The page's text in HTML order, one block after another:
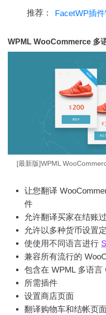
推荐： FacetWP插
WPML WooCommerce 多
[最新版]WPML
让您翻译
件
允许翻译买家在结账
允许以多种货币设置
使使用不同语言进行
兼容所有流行的
包含在 WPML 多语言
所需插件
设置商店页面
翻译购物车和结帐页面